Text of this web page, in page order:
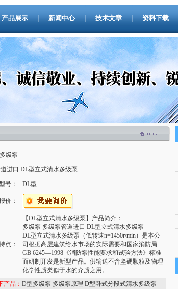
产品展示 新闻中心 技术文章 资料下载
级泵
进口 DL型立式清水多级泵
号： DL型
价：
点：
【DL型立式清水多级泵】产品简介：
多级泵 多级泵管道进口 DL型立式清水多级泵
DL型立式清水多级泵（低转速n=1450r/min）是本公
司根据高层建筑给水市场的实际需要和国家消防局
GB 6245—1998《消防泵性能要求和试验方法》标准
而研制开发是新型产品。供输送不含坚硬颗粒及物理
化学性质类似于水的介质之用。
产品： D型多级泵 多级泵原理 D型卧式分段式清水多级泵